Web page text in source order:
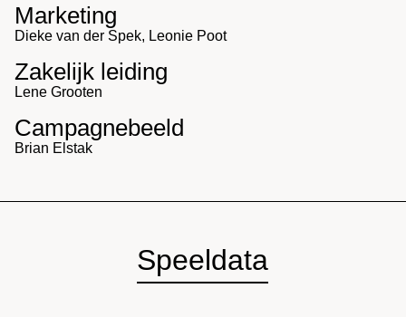
Marketing
Dieke van der Spek, Leonie Poot
Zakelijk leiding
Lene Grooten
Campagnebeeld
Brian Elstak
Speeldata